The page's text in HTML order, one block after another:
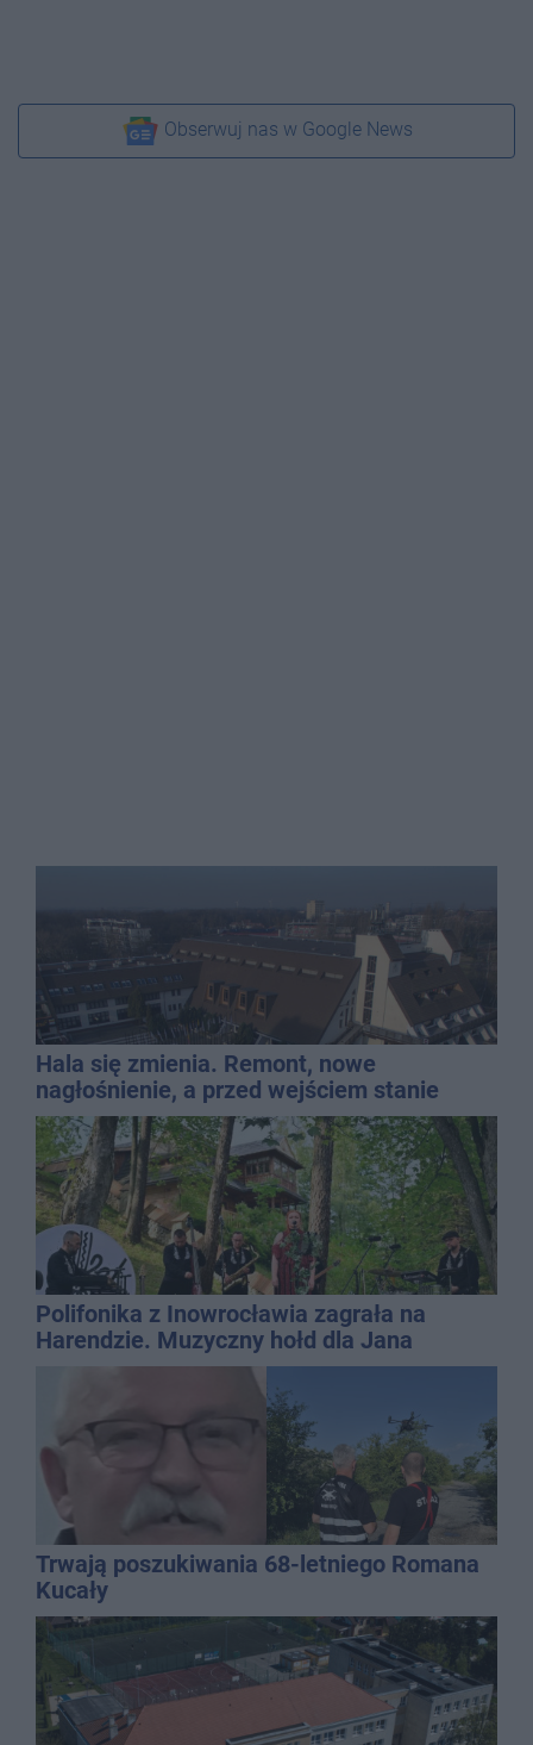
Obserwuj nas w Google News
Hala się zmienia. Remont, nowe
nagłośnienie, a przed wejściem stanie
QEMETICA ARENA
Polifonika z Inowrocławia zagrała na
Harendzie. Muzyczny hołd dla Jana
Kasprowicza
Trwają poszukiwania 68-letniego Romana
Kucały